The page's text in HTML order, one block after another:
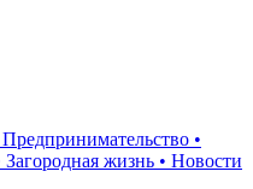
•
жизнь • Новости